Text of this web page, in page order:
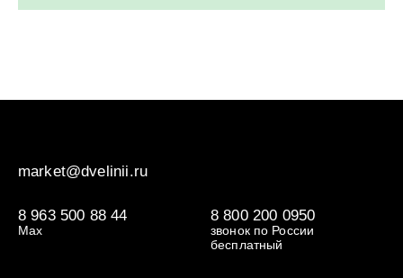
market@dvelinii.ru
8 800 200 0950
звонок по России
бесплатный
8 963 500 88 44
Max